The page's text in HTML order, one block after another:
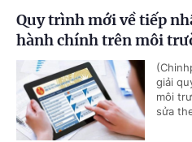
Quy trình mới về tiếp
hành chính trên môi
giải
môi
sửa